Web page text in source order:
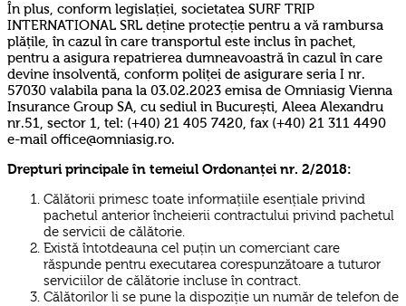
În plus, conform legislației, societatea SURF TRIP
INTERNATIONAL SRL deține protecție pentru a vă rambursa
plățile, în cazul în care transportul este inclus în pachet,
pentru a asigura repatrierea dumneavoastră în cazul în care
devine insolventă, conform poliței de asigurare seria I nr.
57030 valabila pana la 03.02.2023 emisa de Omniasig Vienna
Insurance Group SA, cu sediul in București, Aleea Alexandru
nr.51, sector 1, tel: (+40) 21 405 7420, fax (+40) 21 311 4490
e-mail office@omniasig.ro.
Drepturi principale în temeiul Ordonanței nr. 2/2018:
Călătorii primesc toate informațiile esențiale privind
pachetul anterior încheierii contractului privind pachetul
de servicii de călătorie.
Există întotdeauna cel puțin un comerciant care
răspunde pentru executarea corespunzătoare a tuturor
serviciilor de călătorie incluse în contract.
Călătorilor li se pune la dispoziție un număr de telefon de